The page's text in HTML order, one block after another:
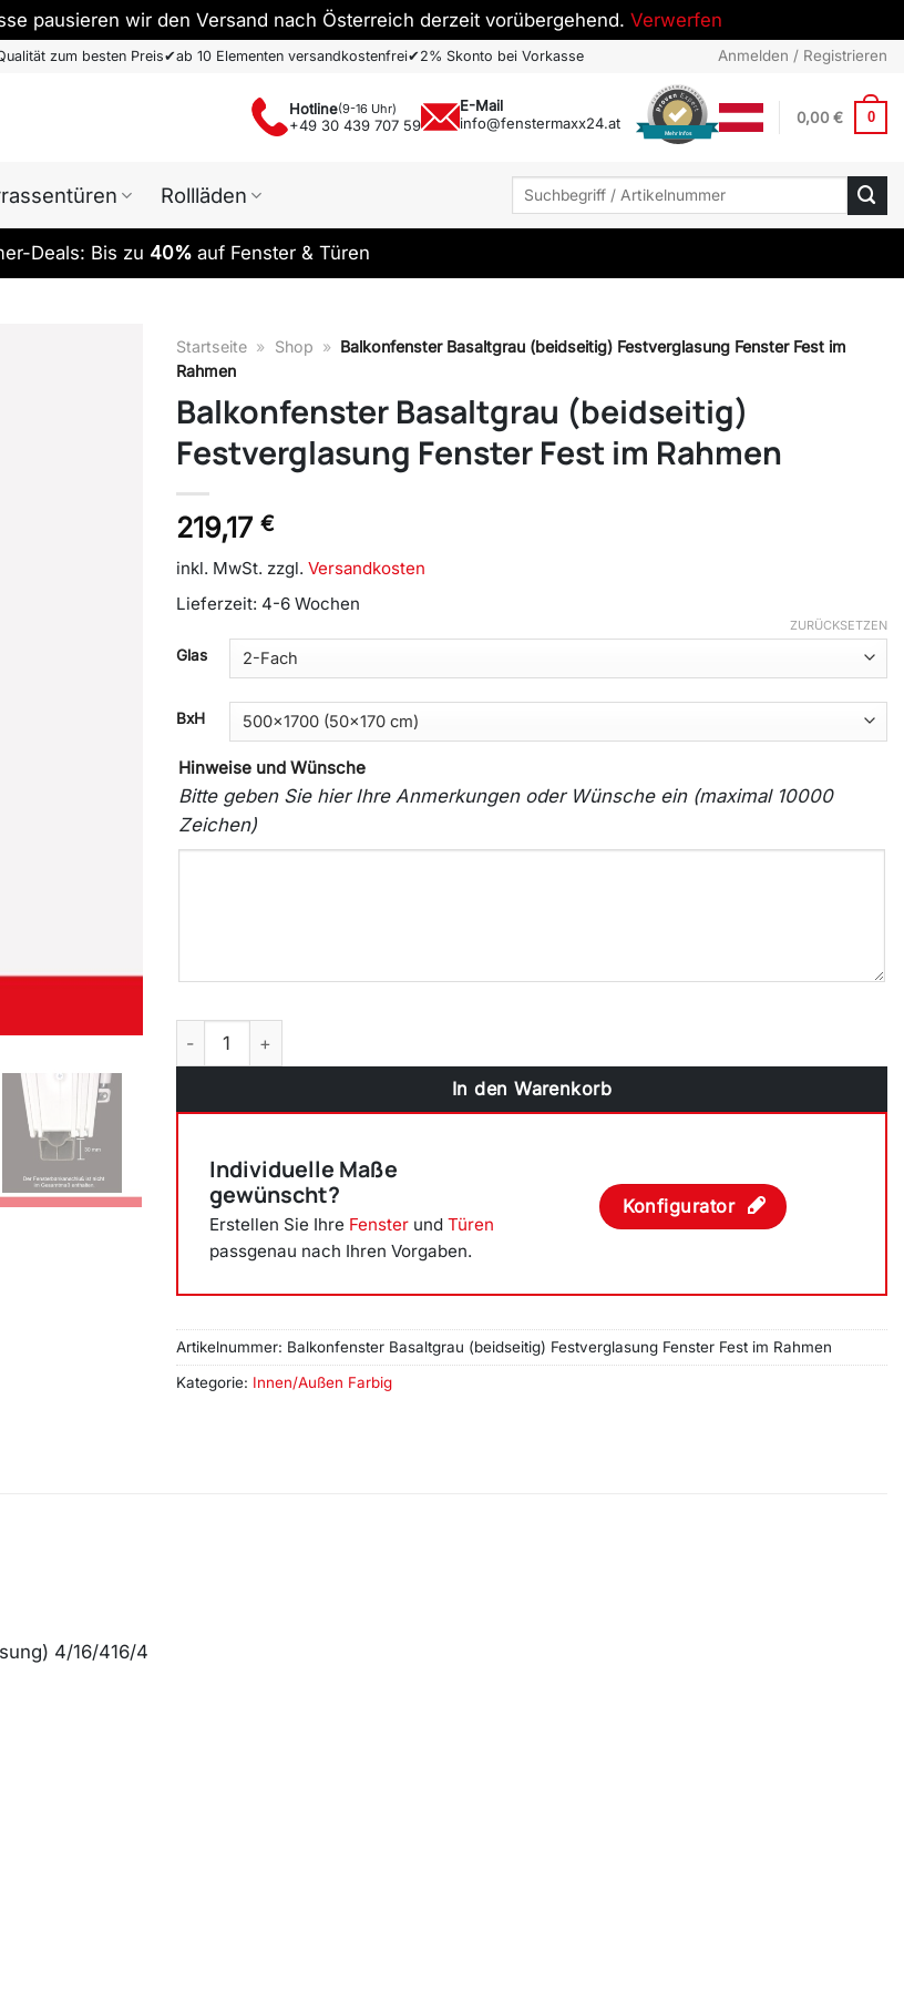
pausieren wir den Versand nach Österreich derzeit vorübergehend. Verwerfen
zum besten Preis✔ab 10 Elementen versandkostenfrei✔2% Skonto bei Vorkasse Anmelden / Registrieren
Hotline(9-16 Uhr)
+49 30 439 707 59
E-Mail
info@fenstermaxx24.at
Mehr Infos
0,00€ 0
Rollläden
Suchen
Deals: Bis zu 40% auf Fenster & Türen
Startseite » Shop » Balkonfenster Basaltgrau (beidseitig) Festverglasung Fenster Fest im
Rahmen
Balkonfenster Basaltgrau (beidseitig)
Festverglasung Fenster Fest im Rahmen
219,17 €
inkl. MwSt. zzgl. Versandkosten
Lieferzeit: 4-6 Wochen
Glas
BxH
ZURÜCKSETZEN
Hinweise und Wünsche
Bitte geben Sie hier Ihre Anmerkungen oder Wünsche ein (maximal 10000
Zeichen)
Balkonfenster Basaltgrau (beidseitig) Festverglasung Fenster Fest im Rahmen Menge
In den Warenkorb
Individuelle Maße
gewünscht?
Erstellen Sie Ihre Fenster und Türen
passgenau nach Ihren Vorgaben.
Konfigurator
Artikelnummer: Balkonfenster Basaltgrau (beidseitig) Festverglasung Fenster Fest im Rahmen
Kategorie: Innen/Außen Farbig
4/16/416/4